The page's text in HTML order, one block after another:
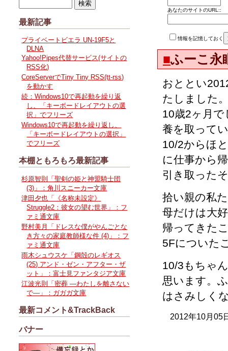
あなたのサイトのURL::
情報を記憶しておく
■ふーこ永
おととい
たしました
10歳2ヶ月
養を取って
10/2からほ
に仕事から
引き取った
拾い親の私
母だけは大
帰ってきた
5Fについた
10/3もちゃ
思います。
はさみしく
2012年10月05
最新記事
プライベートビエラ UN-19F5と
DLNA
Yahoo!Pipes代替サービス(サイトの
RSS化)
CoreServerでTiny Tiny RSS(tt-rss)
を動かす
続：Windows10で再起動を繰り返
し、「キーボードレイアウトの選
択」でフリーズ
Windows10で再起動を繰り返し、
「キーボードレイアウトの選択」
でフリーズ
本棚ともろもろ最新記事
杉原智則「聖剣の姫と神盟騎士団
(3)」：角川スニーカー文庫
津田夕也「《名称未設定》
Struggle2：彼女の望む世界」：フ
ァミ通文庫
野村美月「ドレスな僕がやんごとな
き方々の家庭教師様な件 (4)」：フ
ァミ通文庫
雨木シュウスケ「鋼殻のレギオス
(25) アンド・ゼン・アフター・ザ
ット」：富士見ファンタジア文庫
江波光則「密葬 ―わたしを離さない
で―」：ガガガ文庫
最新コメント&TrackBack
バナー